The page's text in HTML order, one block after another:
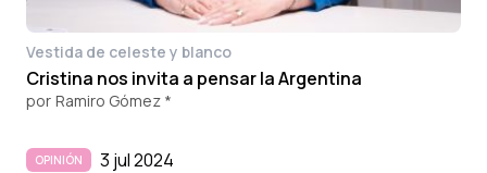
Vestida de celeste y blanco
Cristina nos invita a pensar la Argentina
por Ramiro Gómez *
OPINIÓN 3 jul 2024